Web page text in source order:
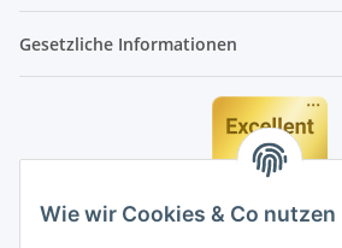
Wie wir Cookies & Co nutzen
Gesetzliche Informationen